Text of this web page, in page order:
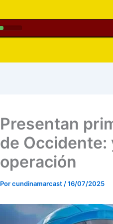
Presentan
de Occidente:
operación
Porcundinamarcast /16/07/2025